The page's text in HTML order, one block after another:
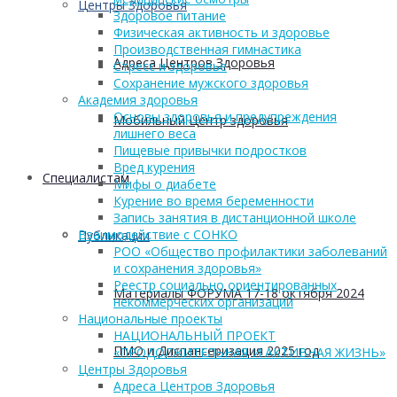
Центры Здоровья
Адреса Центров Здоровья
Мобильный Центр здоровья
Cпециалистам
Публикации
Материалы ФОРУМА 17-18 октября 2024
ПМО и Диспансеризация 2025 год
Здоровое питание
Физическая активность и здоровье
Производственная гимнастика
Стресс и здоровье
Сохранение мужского здоровья
Академия здоровья
Основы здоровья и предупреждения
лишнего веса
Пищевые привычки подростков
Вред курения
Мифы о диабете
Курение во время беременности
Запись занятия в дистанционной школе
Взаимодействие с СОНКО
РОО «Общество профилактики заболеваний
и сохранения здоровья»
Реестр социально ориентированных
некоммерческих организаций
Национальные проекты
НАЦИОНАЛЬНЫЙ ПРОЕКТ
«ПРОДОЛЖИТЕЛЬНАЯ И АКТИВНАЯ ЖИЗНЬ»
Центры Здоровья
Адреса Центров Здоровья